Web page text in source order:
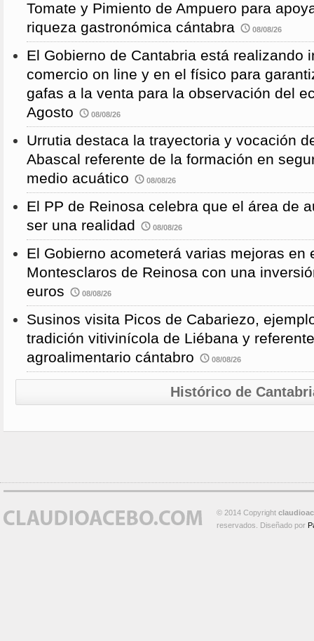
Tomate y Pimiento de Ampuero para
riqueza gastronómica cántabra
08/08/26
El Gobierno de Cantabria está realizando
comercio on line y en el físico para
gafas a la venta para la observación del
Agosto
08/08/26
Urrutia destaca la trayectoria y vocación
Abascal referente de la formación en
medio acuático
08/08/26
El PP de Reinosa celebra que el área de
ser una realidad
08/08/26
El Gobierno acometerá varias mejoras en
Montesclaros de Reinosa con una
euros
08/08/26
Susinos visita Picos de Cabariezo,
tradición vitivinícola de Liébana y
agroalimentario cántabro
08/08/26
Histórico de
© 2014 Copyright
reservados. Diseñado por